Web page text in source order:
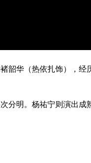
韶华（热依扎饰），
分明。杨祐宁则演出